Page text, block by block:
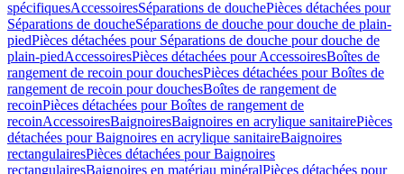
spécifiquesAccessoiresSéparations de douchePièces détachées pour
Séparations de doucheSéparations de douche pour douche de plain-
piedPièces détachées pour Séparations de douche pour douche de
plain-piedAccessoiresPièces détachées pour AccessoiresBoîtes de
rangement de recoin pour douchesPièces détachées pour Boîtes de
rangement de recoin pour douchesBoîtes de rangement de
recoinPièces détachées pour Boîtes de rangement de
recoinAccessoiresBaignoiresBaignoires en acrylique sanitairePièces
détachées pour Baignoires en acrylique sanitaireBaignoires
rectangulairesPièces détachées pour Baignoires
rectangulairesBaignoires en matériau minéralPièces détachées pour